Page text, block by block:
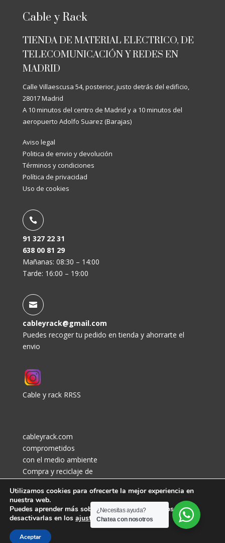
Cable y Rack
TIENDA DE MATERIAL ELECTRICO, DE
TELECOMUNICACIÓN Y REDES EN
MADRID
Calle Villaescusa 54, posterior, justo detrás del edificio,
28017 Madrid
A 10 minutos del centro de Madrid y a 10 minutos del
aeropuerto Adolfo Suarez (Barajas)
Aviso legal
Politica de envio y devolución
Términos y condiciones
Política de privacidad
Uso de cookies

91 327 22 31
638 00 81 29
Mañanas: 08:30 – 14:00
Tarde: 16:00 – 19:00

cableyrack@gmail.com
Puedes recoger tu pedido en tienda y ahorrarte el
envio
Cable y rack RRSS
cableyrack.com
comprometidos
con el medio ambiente
Compra y reciclaje de
lidosa.es
Utilizamos cookies para ofrecerte la mejor experiencia en
nuestra web.
Puedes aprender más sobre qué cookies utilizamos o
desactivarlas en los ajustes.
Aceptar
¿Necesitas ayuda?
Chatea con nosotros